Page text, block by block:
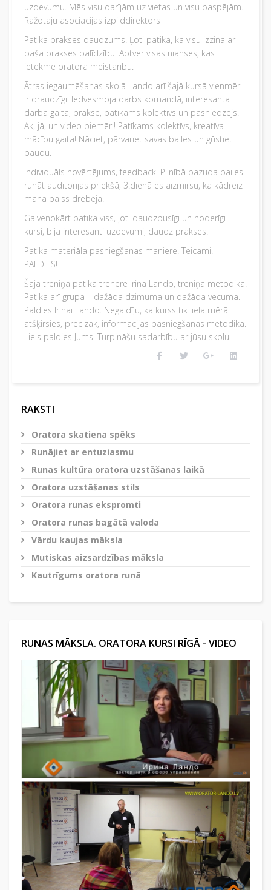
uzdevumu. Mēs visu darījām uz vietas un visu paspējām.
Ražotāju asociācijas izpilddirektors
Patika prakses daudzums. Ļoti patika, ka visu izzina ar
paša prakses palīdzību. Aptver visas nianses, kas
ietekmē oratora meistarību.
Ātras iegaumēšanas skolā Lando arī šajā kursā vienmēr
ir draudzīgi! Iedvesmoja darbs komandā, interesanta
darba gaita, prakse, patīkams kolektīvs un pasniedzējs!
Ak, jā, un video piemēri! Patīkams kolektīvs, kreatīva
mācību gaita! Nāciet, pārvariet savas bailes un gūstiet
baudu.
Individuāls novērtējums, feedback. Pilnībā pazuda bailes
runāt auditorijas priekšā, 3.dienā es aizmirsu, ka kādreiz
mana balss drebēja.
Galvenokārt patika viss, ļoti daudzpusīgi un noderīgi
kursi, bija interesanti uzdevumi, daudz prakses.
Patika materiāla pasniegšanas maniere! Teicami!
PALDIES!
Šajā treniņā patika trenere Irina Lando, treniņa metodika.
Patika arī grupa – dažāda dzimuma un dažāda vecuma.
Paldies Irinai Lando. Negaidīju, ka kurss tik liela mērā
atšķirsies, precīzāk, informācijas pasniegšanas metodika.
Liels paldies Jums! Turpināšu sadarbību ar jūsu skolu.
RAKSTI
Oratora skatiena spēks
Runājiet ar entuziasmu
Runas kultūra oratora uzstāšanas laikā
Oratora uzstāšanas stils
Oratora runas ekspromti
Oratora runas bagātā valoda
Vārdu kaujas māksla
Mutiskas aizsardzības māksla
Kautrīgums oratora runā
RUNAS MĀKSLA. ORATORA KURSI RĪGĀ - VIDEO